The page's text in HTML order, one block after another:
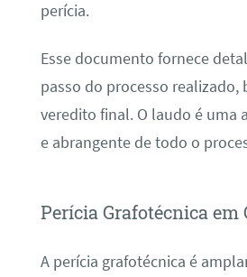
perícia.
Esse documento fornece
passo do processo realizado,
veredito final. O laudo é uma
e abrangente de todo o
Perícia Grafotécnica em
A perícia grafotécnica é